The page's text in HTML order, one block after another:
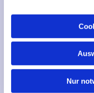
Nur
Vom